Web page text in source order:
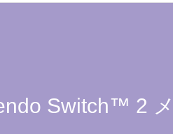
Switch™ 2